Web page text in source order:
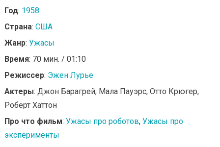
Год: 1958
Страна: США
Жанр: Ужасы
Время: 70 мин. / 01:10
Режиссер: Эжен Лурье
Актеры: Джон Барагрей, Мала Пауэрс, Отто Крюгер,
Роберт Хаттон
Про что фильм: Ужасы про роботов, Ужасы про
эксперименты